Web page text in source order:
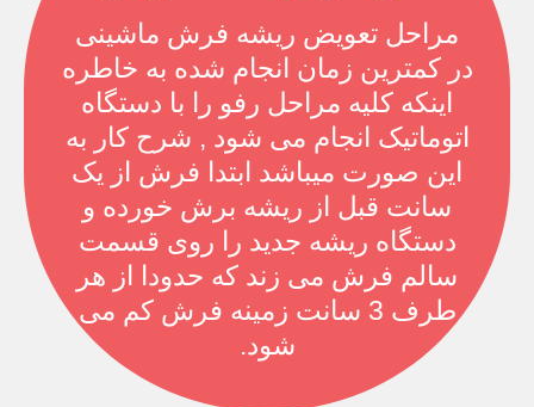
مراحل تعویض ریشه فرش ماشینی
در کمترین زمان انجام شده به خاطره
اینکه کلیه مراحل رفو را با دستگاه
اتوماتیک انجام می شود , شرح کار به
این صورت میباشد ابتدا فرش از یک
سانت قبل از ریشه برش خورده و
دستگاه ریشه جدید را روی قسمت
سالم فرش می زند که حدودا از هر
طرف 3 سانت زمینه فرش کم می
شود.